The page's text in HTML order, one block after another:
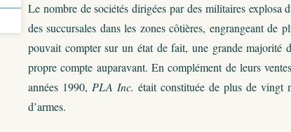
Le nombre de sociétés dirigées par des militaires
des succursales dans les zones côtières, engrangeant
pouvait compter sur un état de fait, une grande majorité
propre compte auparavant. En complément de leurs
années 1990, PLA Inc. était constituée de plus de vingt
d’armes.